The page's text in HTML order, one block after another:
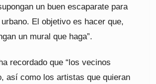
un buen escaparate para
El objetivo es hacer que,
un mural que haga”.
recordado que “los vecinos
así como los artistas que quieran